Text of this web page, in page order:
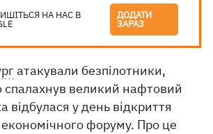
НА НАС В ДОДАТИ
ЗАРАЗ
атакували безпілотники,
спалахнув великий нафтовий
відбулася у день відкриття
форуму. Про це